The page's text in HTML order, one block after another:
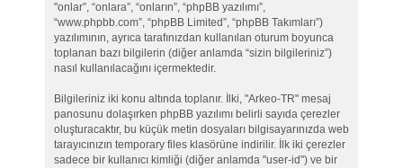
"onlar”, “onlara”, “onların”, “phpBB yazılımı”,
“www.phpbb.com”, “phpBB Limited”, “phpBB Takımları”)
yazılımının, ayrıca tarafınızdan kullanılan oturum boyunca
toplanan bazı bilgilerin (diğer anlamda “sizin bilgileriniz”)
nasıl kullanılacağını içermektedir.
Bilgileriniz iki konu altında toplanır. İlki, "Arkeo-TR" mesaj
panosunu dolaşırken phpBB yazılımı belirli sayıda çerezler
oluşturacaktır, bu küçük metin dosyaları bilgisayarınızda web
tarayıcınızın temporary files klasörüne indirilir. İlk iki çerezler
sadece bir kullanıcı kimliği (diğer anlamda "user-id") ve bir